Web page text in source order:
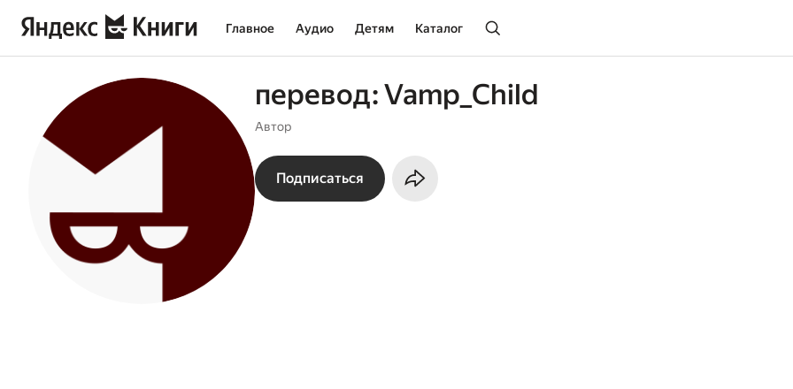
Главное Аудио Детям Каталог
перевод: Vamp_Child
Автор
Подписаться